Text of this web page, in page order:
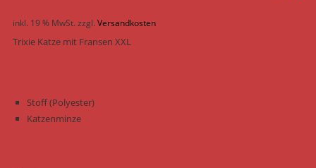
inkl. 19 % MwSt. zzgl. Versandkosten
Trixie Katze mit Fransen XXL
Stoff (Polyester)
Katzenminze